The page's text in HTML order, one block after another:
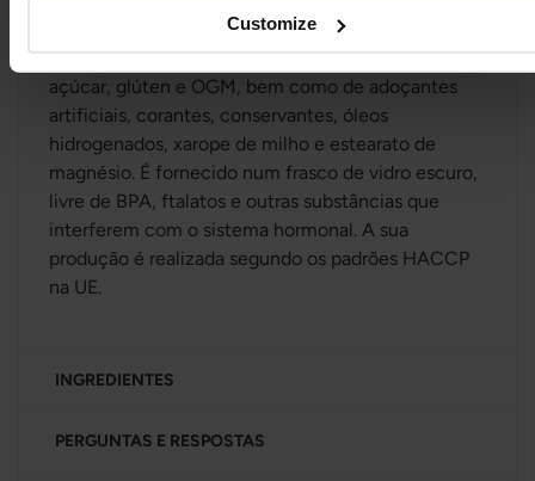
Customize
mais alta qualidade
Este suplemento está isento de laticínios, soja,
açúcar, glúten e OGM, bem como de adoçantes
artificiais, corantes, conservantes, óleos
hidrogenados, xarope de milho e estearato de
magnésio. É fornecido num frasco de vidro escuro,
livre de BPA, ftalatos e outras substâncias que
interferem com o sistema hormonal. A sua
produção é realizada segundo os padrões HACCP
na UE.
INGREDIENTES
PERGUNTAS E RESPOSTAS